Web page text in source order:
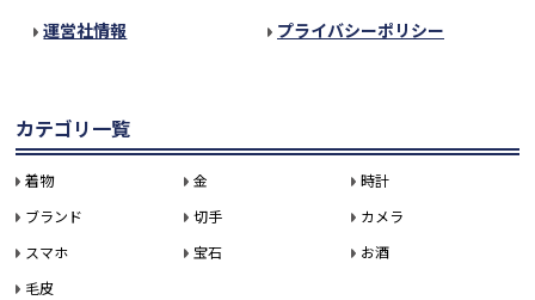
運営社情報 プライバシーポリシー
カテゴリ一覧
着物 金
時計
ブランド
切手
カメラ
スマホ
宝石
お酒
毛皮